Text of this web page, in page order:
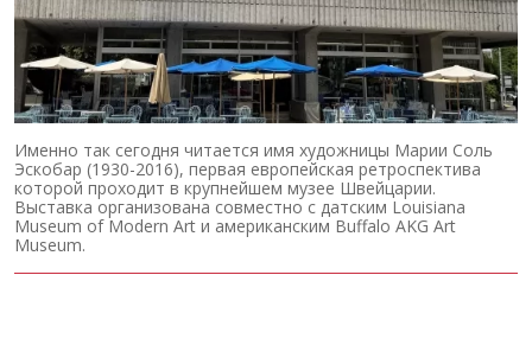
Именно так сегодня читается имя художницы Марии Соль
Эскобар (1930-2016), первая европейская ретроспектива
которой проходит в крупнейшем музее Швейцарии.
Выставка организована совместно с датским Louisiana
Museum of Modern Art и американским Buffalo AKG Art
Museum.